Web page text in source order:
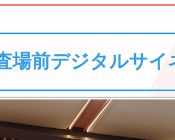
場前デジタルサイ